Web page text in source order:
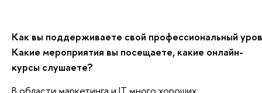
Как вы поддерживаете свой профессиональный
Какие мероприятия вы посещаете, какие онлайн-
курсы слушаете?